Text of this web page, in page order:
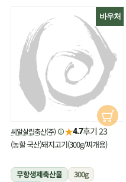
바우처
씨알살림축산(주) ★4.7후기 23
(농할 국산)돼지고기(300g/찌개용)
무항생제축산물
300g